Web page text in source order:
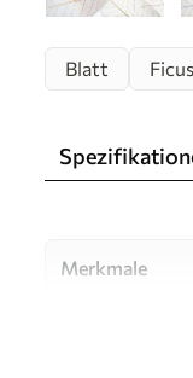
Blatt Ficus
Merkmale